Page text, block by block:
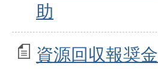
助
資源回収報奨金